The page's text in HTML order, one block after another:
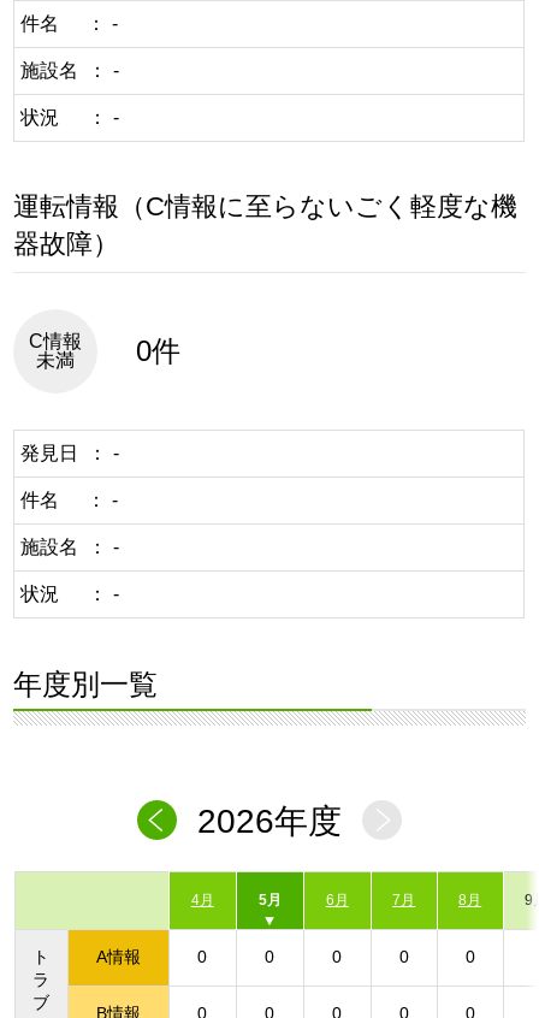
件名 -
施設名 -
状況 -
運転情報（C情報に至らないごく軽度な機
器故障）
C情報
未満
0件
発見日 -
件名 -
施設名 -
状況 -
年度別一覧
2026年度
4月 5月 6月 7月 8月 9
ト
ラ
ブ
A情報 0 0 0 0 0
B情報 0 0 0 0 0